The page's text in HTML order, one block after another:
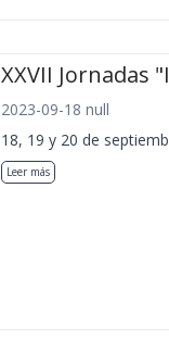
XXVII Jornadas
2023-09-18 null
18, 19 y 20 de
Leer más